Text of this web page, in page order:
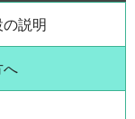
説明
へ